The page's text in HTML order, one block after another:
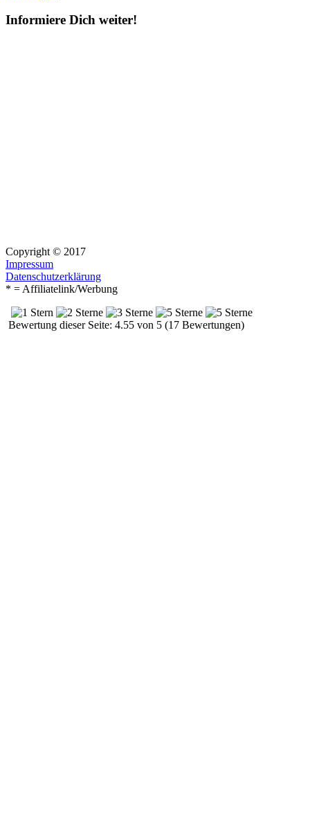
Informiere Dich weiter!
Copyright © 2017
Impressum
Datenschutzerklärung
* = Affiliatelink/Werbung
Bewertung dieser Seite: 4.55 von 5 (17 Bewertungen)